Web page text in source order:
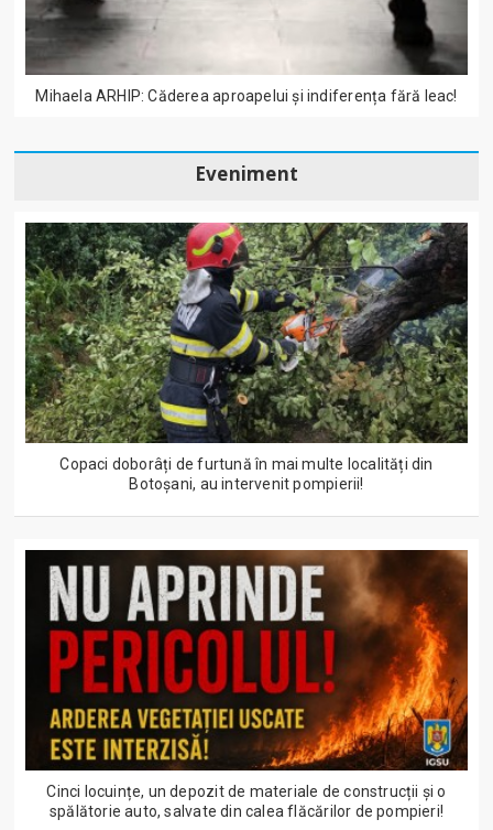
Mihaela ARHIP: Căderea aproapelui și indiferența fără leac!
Eveniment
Copaci doborâți de furtună în mai multe localități din
Botoșani, au intervenit pompierii!
Cinci locuințe, un depozit de materiale de construcții și o
spălătorie auto, salvate din calea flăcărilor de pompieri!